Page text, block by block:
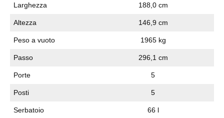
Larghezza 188,0 cm
Altezza 146,9 cm
Peso a vuoto 1965 kg
Passo 296,1 cm
Porte 5
Posti 5
Serbatoio 66 l